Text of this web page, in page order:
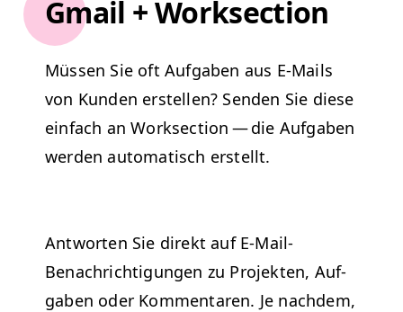
Gmail + Worksection
Müssen Sie oft Auf­gaben aus E‑Mails
von Kun­den erstellen? Senden Sie diese
ein­fach an Work­sec­tion — die Auf­gaben
wer­den automa­tisch erstellt.
Antworten Sie direkt auf E‑Mail-
Benachrich­ti­gun­gen zu Pro­jek­ten, Auf­
gaben oder Kom­mentaren. Je nach­dem,